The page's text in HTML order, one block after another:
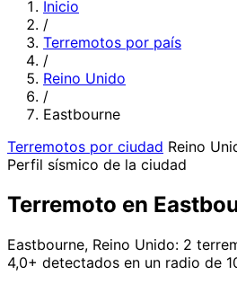
Inicio
/
Terremotos por país
/
Reino Unido
/
Eastbourne
Terremotos por ciudad Reino
Perfil sísmico de la ciudad
Terremoto en
Eastbourne, Reino Unido: 2
4,0+ detectados en un radio de